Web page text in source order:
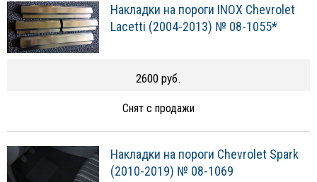
Накладки на пороги INOX Chevrolet
Lacetti (2004-2013) № 08-1055*
2600 руб.
Снят с продажи
Накладки на пороги Chevrolet Spark
(2010-2019) № 08-1069